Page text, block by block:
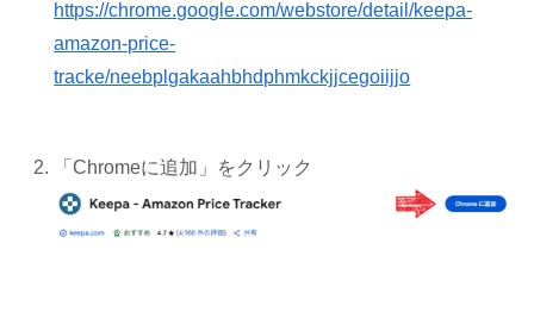
https://chrome.google.com/webstore/detail/keepa-
amazon-price-
tracke/neebplgakaahbhdphmkckjjcegoiijjo
「Chromeに追加」をクリック